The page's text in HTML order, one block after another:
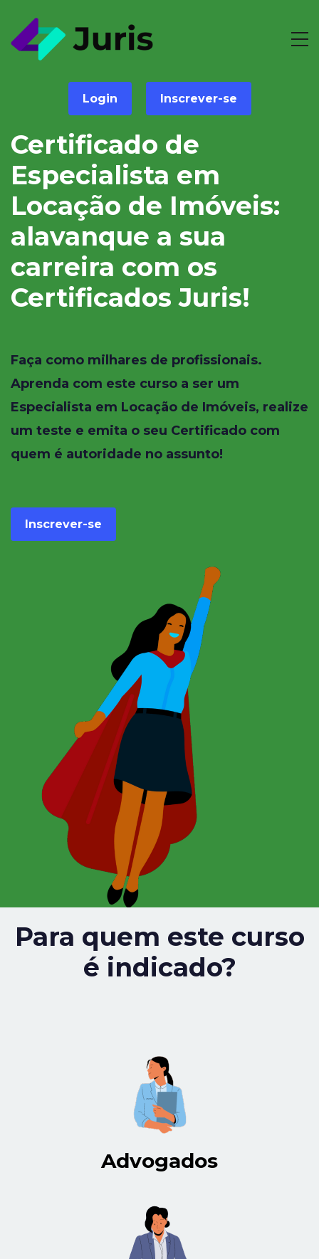
Login Inscrever-se
Certificado de
Especialista em
Locação de Imóveis:
alavanque a sua
carreira com os
Certificados Juris!
Faça como milhares de profissionais.
Aprenda com este curso a ser um
Especialista em Locação de Imóveis, realize
um teste e emita o seu Certificado com
quem é autoridade no assunto!
Inscrever-se
Para quem este curso
é indicado?
Advogados